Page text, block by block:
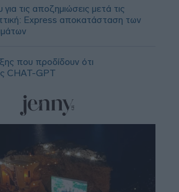
τις αποζημιώσεις μετά τις
Express αποκατάσταση των
που προδίδουν ότι
CHAT-GPT